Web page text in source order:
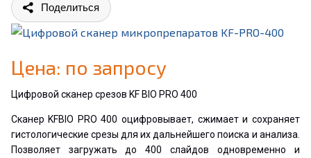
Поделиться
Цена: по запросу
Цифровой сканер срезов KF BIO PRO 400
Сканер KFBIO PRO 400 оцифровывает, сжимает и сохраняет
гистологические срезы для их дальнейшего поиска и анализа.
Позволяет загружать до 400 слайдов одновременно и